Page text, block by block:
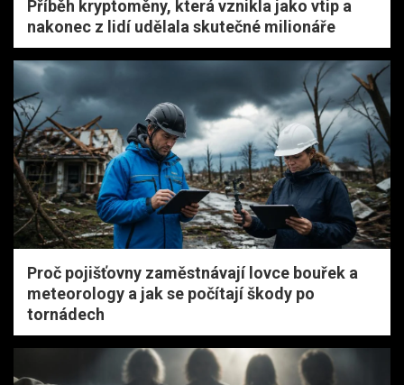
Příběh kryptoměny, která vznikla jako vtip a
nakonec z lidí udělala skutečné milionáře
Proč pojišťovny zaměstnávají lovce bouřek a
meteorology a jak se počítají škody po
tornádech